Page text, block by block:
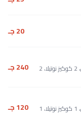
20 جـ
2 كوكيز كندر، 2 كوكيز لوتس، 2 كوكيز دبل شوكليت شيبس، 2 كوكيز نوتيلا، 2 240 جـ
1 كوكيز كندر، 1 كوكيز لوتس، 1 كوكيز دبل شوكليت شيبس، 1 كوكيز نوتيلا، 1 120 جـ